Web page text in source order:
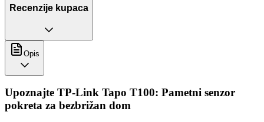
Recenzije kupaca
Opis
Upoznajte TP-Link Tapo T100: Pametni senzor
pokreta za bezbrižan dom